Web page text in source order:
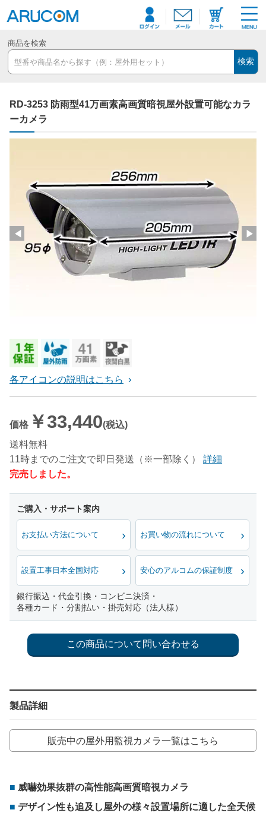
商品を検索
検索
RD-3253 防雨型41万画素高画質暗視屋外設置可能なカラ
ーカメラ
◀ ▶
各アイコンの説明はこちら
価格 ￥33,440(税込)
送料無料
11時までのご注文で即日発送（※一部除く）
詳細
完売しました。
お支払い方法について お買い物の流れについて
設置工事日本全国対応 安心のアルコムの保証制度
銀行振込・代金引換・コンビニ決済・
各種カード・分割払い・掛売対応（法人様）
製品詳細
販売中の屋外用監視カメラ一覧はこちら
威嚇効果抜群の高性能高画質暗視カメラ
デザイン性も追及し屋外の様々設置場所に適した全天候